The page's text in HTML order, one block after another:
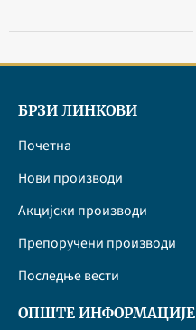
БРЗИ ЛИНКОВИ
Почетна
Нови производи
Акцијски производи
Препоручени производи
Последње вести
ОПШТЕ ИНФОРМАЦИЈЕ